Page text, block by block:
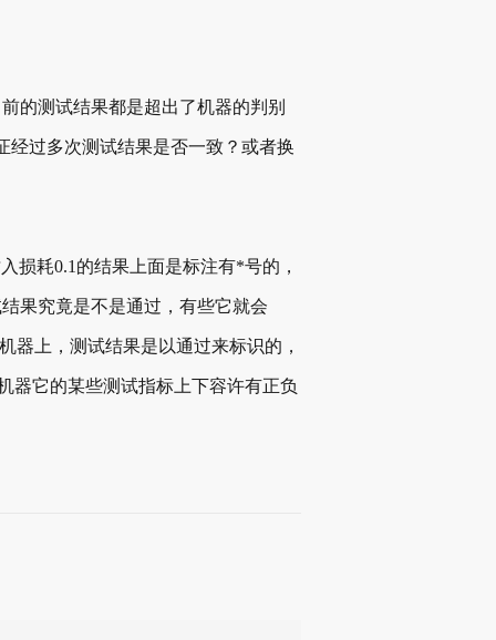
的测试结果都是超出了机器的判别
经过多次测试结果是否一致？或者换
损耗0.1的结果上面是标注有*号的，
果究竟是不是通过，有些它就会
器上，测试结果是以通过来标识的，
器它的某些测试指标上下容许有正负